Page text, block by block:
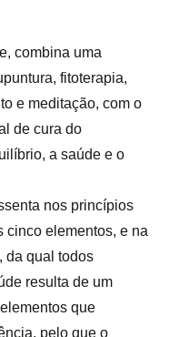
combina uma
fitoterapia,
e meditação, com o
de cura do
a saúde e o
nos princípios
cinco elementos, e na
da qual todos
resulta de um
que
pelo que o